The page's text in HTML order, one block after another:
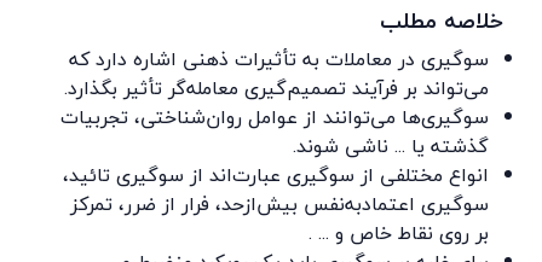
خلاصه مطلب
سوگیری در معاملات به تأثیرات ذهنی اشاره دارد که
می‌تواند بر فرآیند تصمیم‌گیری معامله‌گر تأثیر بگذارد.
سوگیری‌ها می‌توانند از عوامل روان‌شناختی، تجربیات
گذشته یا ... ناشی شوند.
انواع مختلفی از سوگیری عبارت‌اند از سوگیری تائید،
سوگیری اعتمادبه‌نفس بیش‌ازحد، فرار از ضرر، تمرکز
بر روی نقاط خاص و ... .